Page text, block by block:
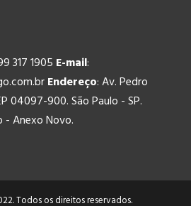
317 1905 E-mail:
Endereço: Av. Pedro
04097-900. São Paulo - SP.
- Anexo Novo.
Todos os direitos reservados.